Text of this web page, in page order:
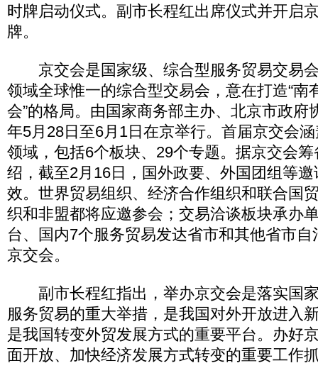
时牌启动仪式。副市长程红出席仪式并开启
牌。
京交会是国家级、综合型服务贸易交易
领域全球惟一的综合型交易会，意在打造“南
会”的格局。由国家商务部主办、北京市政府
年5月28日至6月1日在京举行。首届京交会
领域，包括6个板块、29个专题。据京交会
绍，截至2月16日，国外政要、外国团组等
效。世界贸易组织、经济合作组织和联合国
织和非盟都将应邀参会；交易洽谈板块承办
台、国内7个服务贸易发达省市和其他省市
京交会。
副市长程红指出，举办京交会是落实国
服务贸易的重大举措，是我国对外开放进入
是我国转变外贸发展方式的重要平台。办好
面开放、加快经济发展方式转变的重要工作